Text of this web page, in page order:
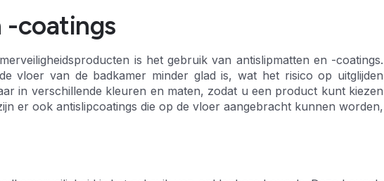
-coatings
is het gebruik van antislipmatten en -coatings.
vloer van de badkamer minder glad is, wat het risico op uitglijden
in verschillende kleuren en maten, zodat u een product kunt kiezen
er ook antislipcoatings die op de vloer aangebracht kunnen worden,